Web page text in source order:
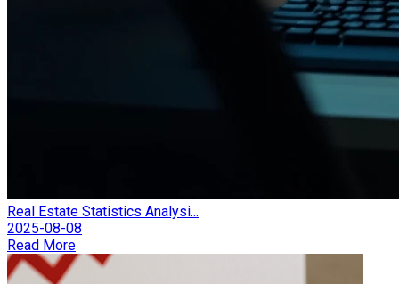
Real Estate Statistics Analysi...
2025-08-08
Read More